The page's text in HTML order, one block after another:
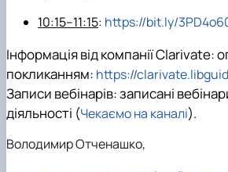
10:15–11:15: https://bit.ly/
Інформація від компанії Clarivate:
покликанням: https://
Записи вебінарів: записані
діяльності (Чекаємо на каналі).
Володимир Отченашко,